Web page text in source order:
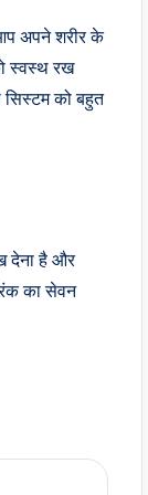
अपने शरीर के
स्वस्थ रख
को बहुत
देना है और
का सेवन